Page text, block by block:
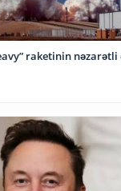
raketinin nəzarətli